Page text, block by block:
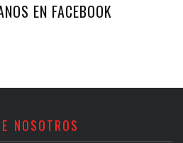
EN FACEBOOK
NOSOTROS